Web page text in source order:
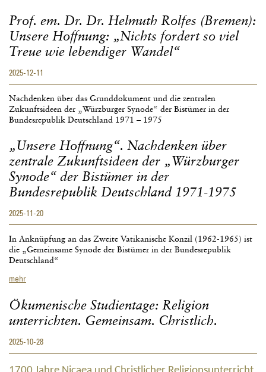
Diesseits
und
Jenseits.
Architektur
der
ottonischen
St.
Michaelis
in
Prof. em. Dr. Dr. Helmuth Rolfes (Bremen):
Unsere Hoffnung: „Nichts fordert so viel
Treue wie lebendiger Wandel“
2025-12-11
Nachdenken über das Grunddokument und die zentralen
Zukunftsideen der „Würzburger Synode“ der Bistümer in der
Bundesrepublik Deutschland 1971 – 1975
„Unsere Hoffnung“. Nachdenken über
zentrale Zukunftsideen der „Würzburger
Synode“ der Bistümer in der
Bundesrepublik Deutschland 1971-1975
2025-11-20
In Anknüpfung an das Zweite Vatikanische Konzil (1962-1965) ist
die „Gemeinsame Synode der Bistümer in der Bundesrepublik
Deutschland“
mehr„Unsere
Nachdenken
über
zentrale
der
„Würzburger
Synode“
Ökumenische Studientage: Religion
unterrichten. Gemeinsam. Christlich.
2025-10-28